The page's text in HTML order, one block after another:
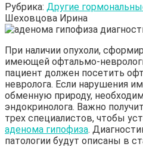
Рубрика: Другие
Шеховцова Ирина
При наличии опухоли,
имеющей офтальмо-
пациент должен посетить
невролога. Если нарушения
обменную природу,
эндокринолога. Важно
трех специалистов, чтобы
аденома гипофиза.
патологии будут описаны в